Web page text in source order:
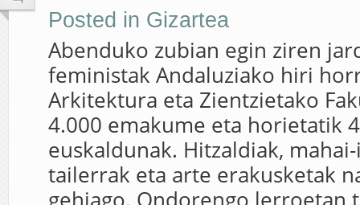
Posted in Gizartea
Abenduko zubian egin ziren
feministak Andaluziako hiri
Arkitektura eta Zientzietako
4.000 emakume eta horietatik
euskaldunak. Hitzaldiak,
tailerrak eta arte erakusketak